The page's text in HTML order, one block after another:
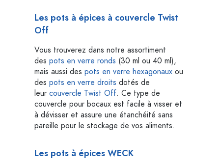
Les pots à épices à couvercle Twist
Off
Vous trouverez dans notre assortiment
des pots en verre ronds (30 ml ou 40 ml),
mais aussi des pots en verre hexagonaux ou
des pots en verre droits dotés de
leur couvercle Twist Off. Ce type de
couvercle pour bocaux est facile à visser et
à dévisser et assure une étanchéité sans
pareille pour le stockage de vos aliments.
Les pots à épices WECK